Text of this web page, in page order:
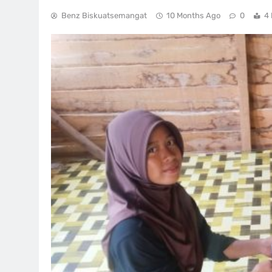
Benz Biskuatsemangat 10 Months Ago 0 4